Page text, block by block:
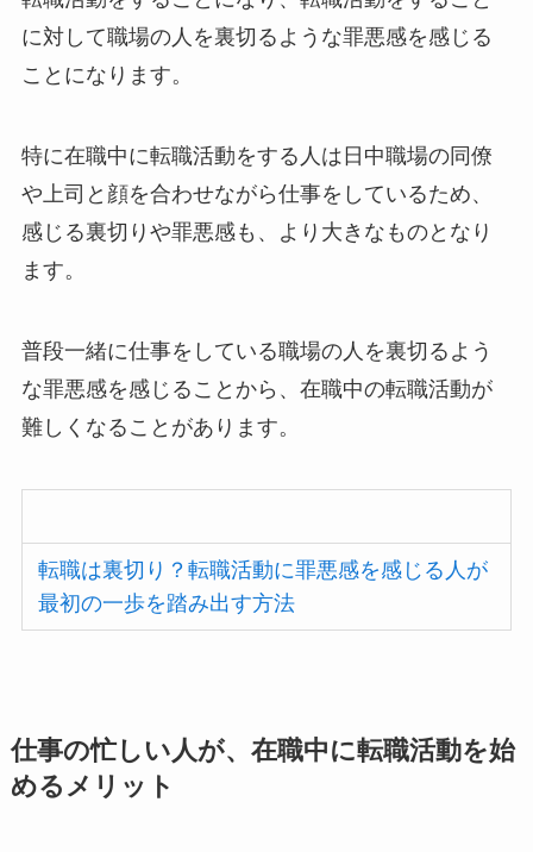
に対して職場の人を裏切るような罪悪感を感じる
ことになります。
特に在職中に転職活動をする人は日中職場の同僚
や上司と顔を合わせながら仕事をしているため、
感じる裏切りや罪悪感も、より大きなものとなり
ます。
普段一緒に仕事をしている職場の人を裏切るよう
な罪悪感を感じることから、在職中の転職活動が
難しくなることがあります。
転職は裏切り？転職活動に罪悪感を感じる人が
最初の一歩を踏み出す方法
仕事の忙しい人が、在職中に転職活動を始
めるメリット